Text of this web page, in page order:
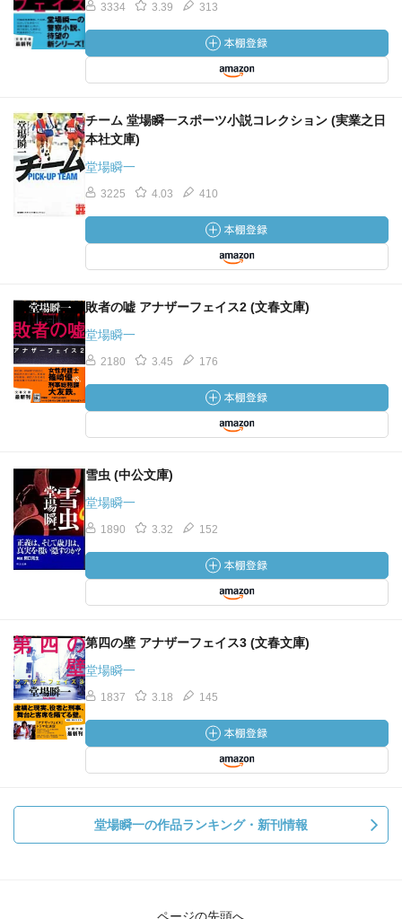
3334 3.39 313
チーム 堂場瞬一スポーツ小説コレクション (実業之日
本社文庫)
堂場瞬一
3225 4.03 410
敗者の嘘 アナザーフェイス2 (文春文庫)
堂場瞬一
2180 3.45 176
雪虫 (中公文庫)
堂場瞬一
1890 3.32 152
第四の壁 アナザーフェイス3 (文春文庫)
堂場瞬一
1837 3.18 145
堂場瞬一の作品ランキング・新刊情報